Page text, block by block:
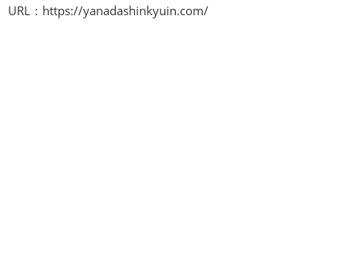
URL： https://yanadashinkyuin.com/